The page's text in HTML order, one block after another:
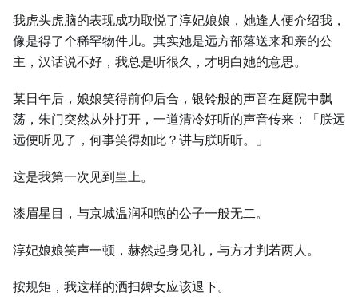
我虎头虎脑的表现成功取悦了淳妃娘娘，她逢人便介绍我，
像是得了个稀罕物件儿。其实她是远方部落送来和亲的公
主，汉话说不好，我总是听很久，才明白她的意思。
某日午后，娘娘笑得前仰后合，银铃般的声音在庭院中飘
荡，朱门突然从外打开，一道清冷好听的声音传来：「朕远
远便听见了，何事笑得如此？讲与朕听听。」
这是我第一次见到皇上。
漆眉星目，与京城温润和煦的公子一般无二。
淳妃娘娘笑声一顿，赫然起身见礼，与方才判若两人。
按规矩，我这样的洒扫婢女应该退下。